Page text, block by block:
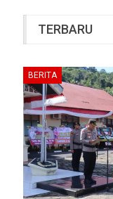
TERBARU
BERITA